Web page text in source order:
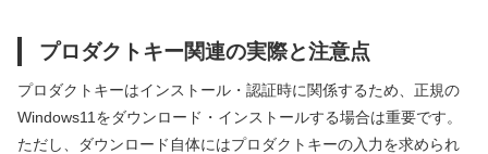
プロダクトキー関連の実際と注意点
プロダクトキーはインストール・認証時に関係するため、正規の
Windows11をダウンロード・インストールする場合は重要です。
ただし、ダウンロード自体にはプロダクトキーの入力を求められ